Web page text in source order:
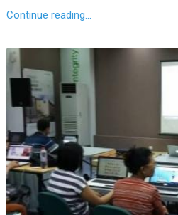
Continue reading...